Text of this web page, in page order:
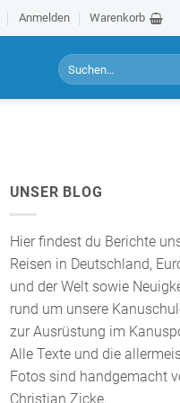
Anmelden Warenkorb
S
u
c
c
:
UNSER BLOG
Hier findest du Berichte
Reisen in Deutschland,
und der Welt sowie
rund um unsere
zur Ausrüstung im
Alle Texte und die
Fotos sind handgemacht
Christian Zicke.